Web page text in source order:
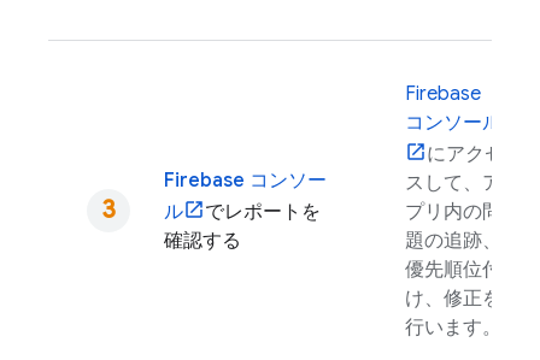
Firebase コンソー
ル
でレポートを
確認する
Firebase
コンソール
にアクセ
スして、ア
プリ内の問
題の追跡、
優先順位付
け、修正を
行います。